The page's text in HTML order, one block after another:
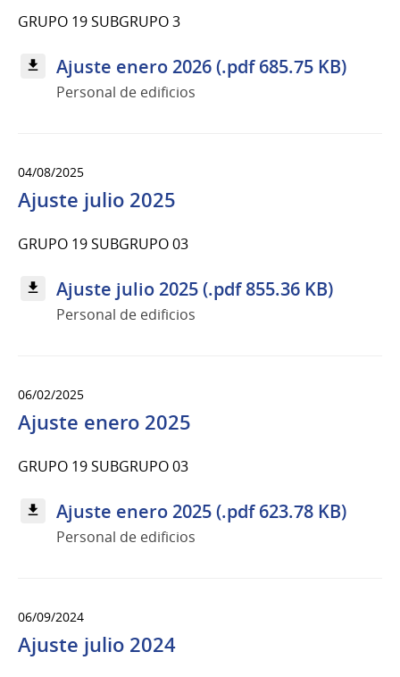
GRUPO 19 SUBGRUPO 3
Ajuste enero 2026 (.pdf 685.75 KB)
Personal de edificios
04/08/2025
Ajuste julio 2025
GRUPO 19 SUBGRUPO 03
Ajuste julio 2025 (.pdf 855.36 KB)
Personal de edificios
06/02/2025
Ajuste enero 2025
GRUPO 19 SUBGRUPO 03
Ajuste enero 2025 (.pdf 623.78 KB)
Personal de edificios
06/09/2024
Ajuste julio 2024